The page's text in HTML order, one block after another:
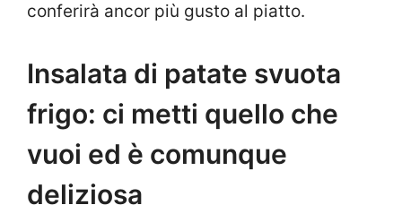
conferirà ancor più gusto al piatto.
Insalata di patate svuota
frigo: ci metti quello che
vuoi ed è comunque
deliziosa